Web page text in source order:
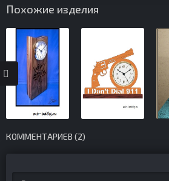
Похожие изделия
КОММЕНТАРИЕВ (2)